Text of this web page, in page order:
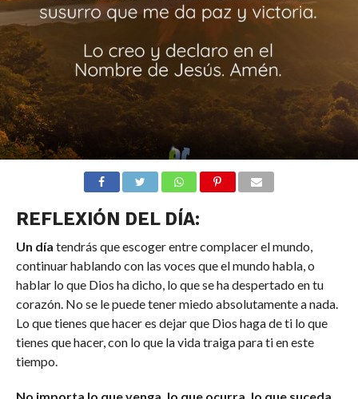
REFLEXIÓN DEL DÍA:
Un día tendrás que escoger entre complacer el mundo,
continuar hablando con las voces que el mundo habla, o
hablar lo que Dios ha dicho, lo que se ha despertado en tu
corazón. No se le puede tener miedo absolutamente a nada.
Lo que tienes que hacer es dejar que Dios haga de ti lo que
tienes que hacer, con lo que la vida traiga para ti en este
tiempo.
No importa lo que venga, lo que ocurra, lo que suceda,